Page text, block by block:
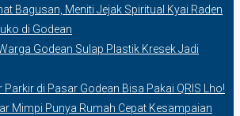
Bagusan, Meniti Jejak Spiritual Kyai Raden
di Godean
Godean Sulap Plastik Kresek Jadi
Parkir di Pasar Godean Bisa Pakai QRIS Lho!
Mimpi Punya Rumah Cepat Kesampaian